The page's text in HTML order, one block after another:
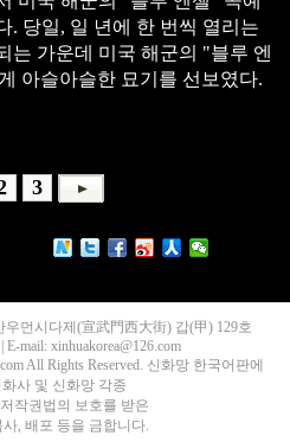
. 당일, 일 년에 한 번씩 열리는
는 가운데 미국 해군의 "블루 엔
아슬아슬한 묘기를 선보였다.
3
먼시다제(宣武門西大街) 갑(甲) 129호
E-mail: xinhuakorea@126.com
All Rights Reserved. 신화망 한국어판에
사 및 신화망 각종
작권법의 보호를 받은
, 배포 등을 금합니다.